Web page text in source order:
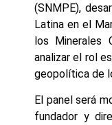
(SNMPE),
Latina en el
los Minerales
analizar el rol
geopolítica de
El panel será
fundador y